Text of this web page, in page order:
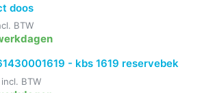
doos
BTW
- kbs 1619 reservebek
incl. BTW